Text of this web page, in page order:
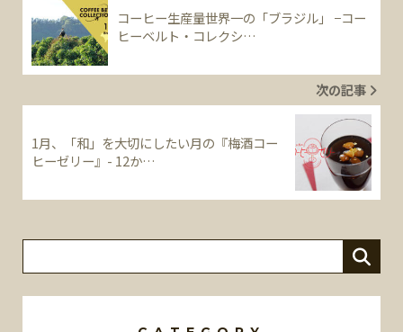
コーヒー生産量世界一の「ブラジル」 −コー
ヒーベルト・コレクシ…
次の記事
1月、「和」を大切にしたい月の『梅酒コー
ヒーゼリー』- 12か…